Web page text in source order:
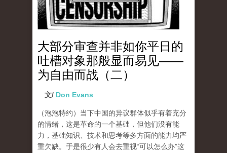
大部分审查并非如你平日的
吐槽对象那般显而易见——
为自由而战（二）
文/ Don Evans
（泡泡特约） 当下中国的异议群体似乎有着充分
的情绪，这是革命的一个基础，但他们没有能
力，基础知识、技术和思考等多方面的能力均严
重欠缺。于是很少有人会去重视“可以怎么办”这